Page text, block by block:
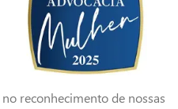
reconhecimento de nossas